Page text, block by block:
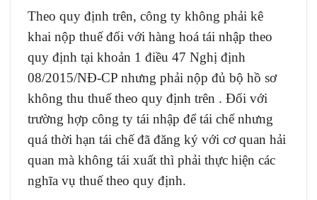
Theo quy định trên, công ty không phải kê
khai nộp thuế đối với hàng hoá tái nhập theo
quy định tại khoản 1 điều 47 Nghị định
08/2015/NĐ-CP nhưng phải nộp đủ bộ hồ sơ
không thu thuế theo quy định trên . Đối với
trường hợp công ty tái nhập để tái chế nhưng
quá thời hạn tái chế đã đăng ký với cơ quan hải
quan mà không tái xuất thì phải thực hiện các
nghĩa vụ thuế theo quy định.